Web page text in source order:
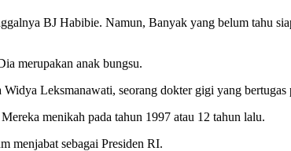
BJ Habibie. Namun, Banyak yang belum tahu
merupakan anak bungsu.
Leksmanawati, seorang dokter gigi yang
menikah pada tahun 1997 atau 12 tahun lalu.
menjabat sebagai Presiden RI.